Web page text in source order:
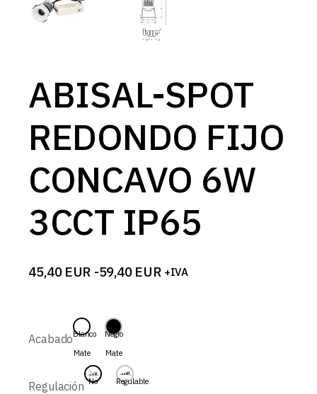
ABISAL-SPOT
REDONDO FIJO
CONCAVO 6W
3CCT IP65
45,40 EUR -59,40 EUR
Rango
45,40 EUR
hasta
59,40 EUR
+IVA
AcabadoBlanco
Mate
Negro
Mate
Regulación No
Regulable